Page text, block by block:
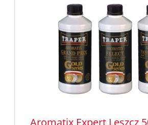
Aromatix Expert Leszcz